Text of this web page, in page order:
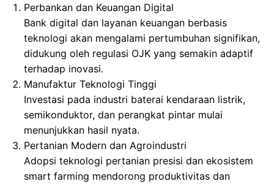
Perbankan dan Keuangan Digital
Bank digital dan layanan keuangan berbasis
teknologi akan mengalami pertumbuhan signifikan,
didukung oleh regulasi OJK yang semakin adaptif
terhadap inovasi.
Manufaktur Teknologi Tinggi
Investasi pada industri baterai kendaraan listrik,
semikonduktor, dan perangkat pintar mulai
menunjukkan hasil nyata.
Pertanian Modern dan Agroindustri
Adopsi teknologi pertanian presisi dan ekosistem
smart farming mendorong produktivitas dan